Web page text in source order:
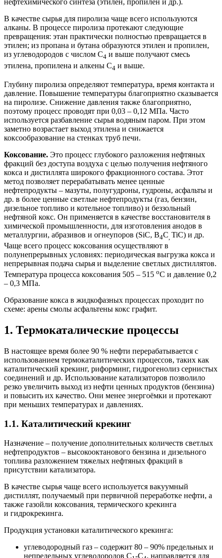
нефтехимического синтеза (этилен, пропилен и др.).
В качестве сырья для пиролиза чаще всего используются
алканы. В процессе пиролиза протекают следующие
превращения: этан практически полностью превращается в
этилен; из пропана и бутана образуются этилен и пропилен,
из углеводородов с числом С4 и выше получают смесь
этилена, пропилена и алкены С4 и выше.
Глубину пиролиза определяют температура, время контакта и
давление. Повышение температуры благоприятно сказывается
на пиролизе. Снижение давления также благоприятно,
поэтому процесс проводят при 0,03 – 0,12 МПа. Часто
используется разбавление сырья водяным паром. При этом
заметно возрастает выход этилена и снижается
коксообразование на стенках труб печи.
Коксование. Это процесс глубокого разложения нефтяных
фракций без доступа воздуха с целью получения нефтяного
кокса и дистиллята широкого фракционного состава. Этот
метод позволяет перерабатывать менее ценные
нефтепродукты – мазуты, полугудроны, гудроны, асфальты и
др. в более ценные светлые нефтепродукты (газ, бензин,
дизельное топливо и котельное топливо) и беззольный
нефтяной кокс. Он применяется в качестве восстановителя в
химической промышленности, для изготовления анодов в
металлургии, абразивов и огнеупоров (SiC, B4С TiC) и др.
Чаще всего процесс коксования осуществляют в
полунепрерывных условиях: периодическая выгрузка кокса и
непрерывная подача сырья и выделение светлых дистиллятов.
Температура процесса коксования 505 – 515 оС и давление 0,2
– 0,3 МПа.
Образование кокса в жидкофазных процессах проходит по
схеме: арены смолы асфальтены кокс графит.
1. Термокаталические процессы
В настоящее время более 90 % нефти перерабатывается с
использованием термокаталитических процессов, таких как
каталитический крекинг, риформинг, гидрогенолиз сернистых
соединений и др. Использование катализаторов позволило
резко увеличить выход из нефти ценных продуктов (бензина)
и повысить их качество. Они менее энергоёмки и протекают
при меньших температурах и давлениях.
1.1. Каталитический крекинг
Назначение – получение дополнительных количеств светлых
нефтепродуктов – высокооктанового бензина и дизельного
топлива разложением тяжелых нефтяных фракций в
присутствии катализатора.
В качестве сырья чаще всего используется вакуумный
дистиллят, получаемый при первичной переработке нефти, а
также газойли коксования, термического крекинга
и гидрокрекинга.
Продукция установки каталитического крекинга:
углеводородный газ – содержит 80 – 90% предельных и
непредельных углеводородов С -С , направляется для